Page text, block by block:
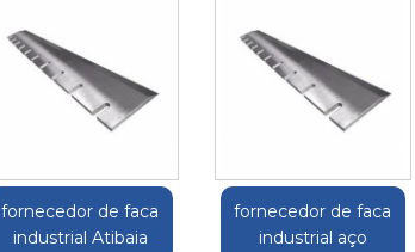
fornecedor de faca
industrial Atibaia
fornecedor de faca
industrial aço